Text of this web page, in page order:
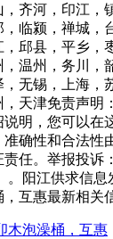
齐河，印江，
临颍，禅城，
邱县，平乡，
温州，务川，
无锡，上海，
天津免责声明
明，您可以在
确性和合法性
任。举报投诉
阳江供求信息
互惠最新相关
木泡澡桶，互惠